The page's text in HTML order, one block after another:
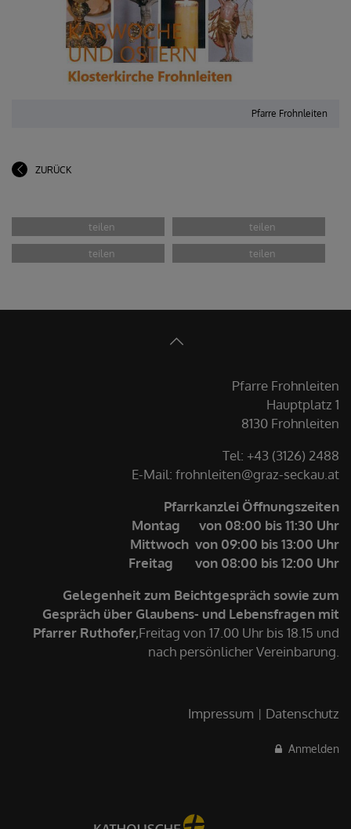
Pfarre Frohnleiten
ZURÜCK
Pfarre Frohnleiten
Hauptplatz 1
8130 Frohnleiten
Tel: +43 (3126) 2488
E-Mail: frohnleiten@graz-seckau.at
Pfarrkanzlei Öffnungszeiten
Montag von 08:00 bis 11:30 Uhr
Mittwoch von 09:00 bis 13:00 Uhr
Freitag von 08:00 bis 12:00 Uhr
Gelegenheit zum Beichtgespräch sowie zum
Gespräch über Glaubens- und Lebensfragen mit
Pfarrer Ruthofer,Freitag von 17.00 Uhr bis 18.15 und
nach persönlicher Vereinbarung.
Impressum Datenschutz
Anmelden